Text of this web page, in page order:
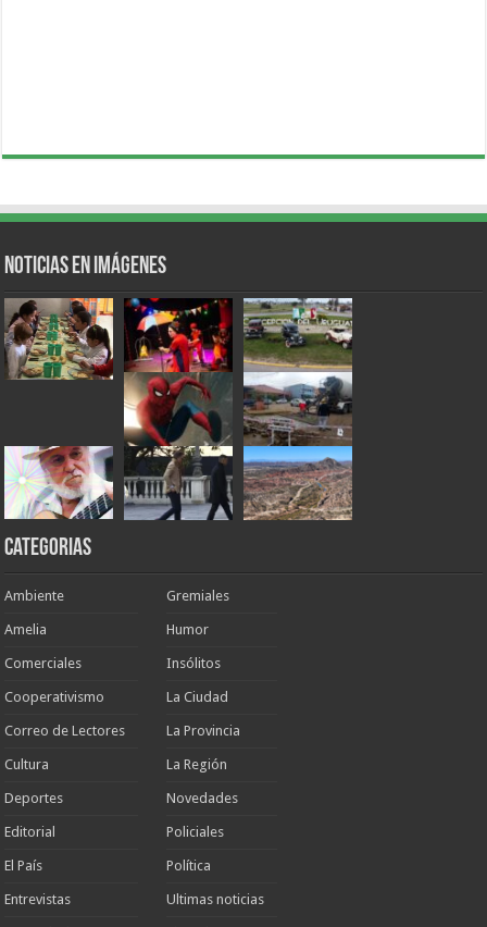
Noticias en Imágenes
Categorias
Ambiente
Amelia
Comerciales
Cooperativismo
Correo de Lectores
Cultura
Deportes
Editorial
El País
Entrevistas
Gremiales
Humor
Insólitos
La Ciudad
La Provincia
La Región
Novedades
Policiales
Política
Ultimas noticias